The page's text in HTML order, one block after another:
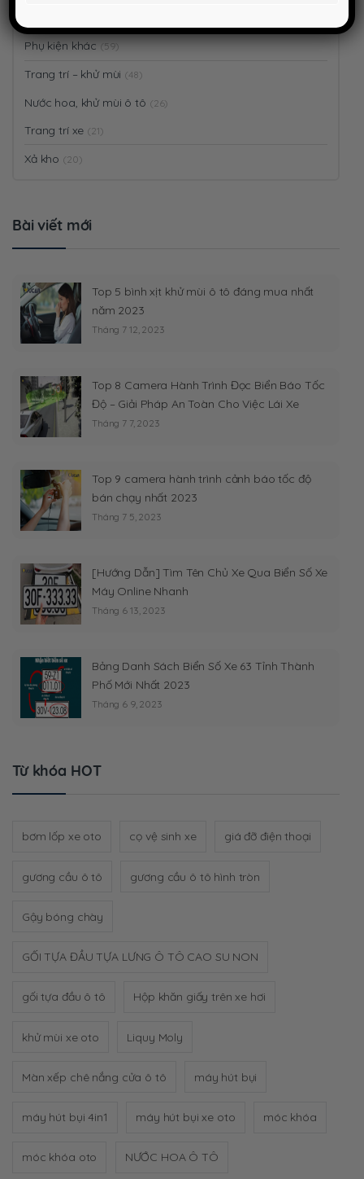
Phụ kiện khác(59)
Trang trí – khử mùi (48)
Nước hoa, khử mùi ô tô (26)
Trang trí xe (21)
Xả kho (20)
Bài viết mới
Top 5 bình xịt khử mùi ô tô đáng mua nhất
năm 2023
Tháng 7 12, 2023
Top 8 Camera Hành Trình Đọc Biển Báo Tốc
Độ – Giải Pháp An Toàn Cho Việc Lái Xe
Tháng 7 7, 2023
Top 9 camera hành trình cảnh báo tốc độ
bán chạy nhất 2023
Tháng 7 5, 2023
[Hướng Dẫn] Tìm Tên Chủ Xe Qua Biển Số Xe
Máy Online Nhanh
Tháng 6 13, 2023
Bảng Danh Sách Biển Số Xe 63 Tỉnh Thành
Phố Mới Nhất 2023
Tháng 6 9, 2023
Từ khóa HOT
bơm lốp xe oto cọ vệ sinh xe giá đỡ điện thoại
gương cầu ô tô gương cầu ô tô hình tròn
Gậy bóng chày
GỐI TỰA ĐẦU TỰA LƯNG Ô TÔ CAO SU NON
gối tựa đầu ô tô Hộp khăn giấy trên xe hơi
khử mùi xe oto Liquy Moly
Màn xếp chê nắng cửa ô tô máy hút bụi
máy hút bụi 4in1 máy hút bụi xe oto móc khóa
móc khóa oto NƯỚC HOA Ô TÔ